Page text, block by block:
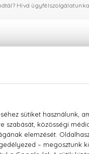
Hívd
Reign Eau De